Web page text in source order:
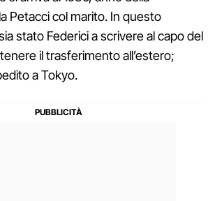
Petacci col marito. In questo
stato Federici a scrivere al capo del
il trasferimento all’estero;
a Tokyo.